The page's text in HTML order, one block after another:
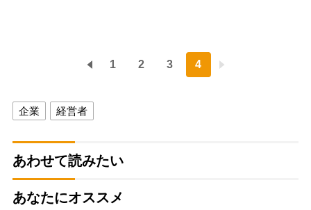
1 2 3 4
企業 経営者
あわせて読みたい
あなたにオススメ